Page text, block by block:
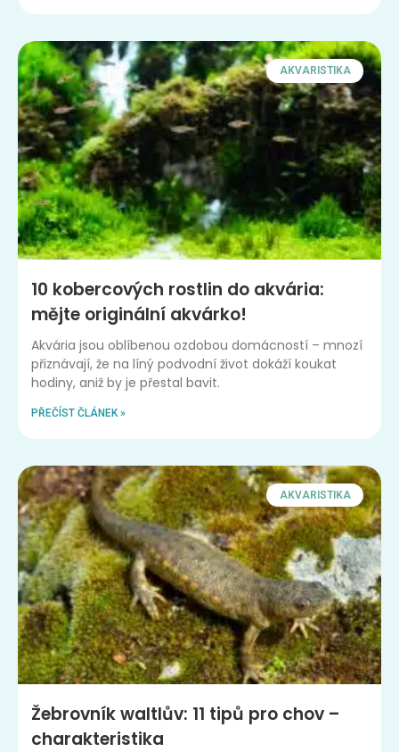
AKVARISTIKA
10 kobercových rostlin do akvária:
mějte originální akvárko!
Akvária jsou oblíbenou ozdobou domácností – mnozí
přiznávají, že na líný podvodní život dokáží koukat
hodiny, aniž by je přestal bavit.
PŘEČÍST ČLÁNEK »
AKVARISTIKA
Žebrovník waltlův: 11 tipů pro chov –
charakteristika